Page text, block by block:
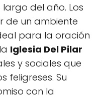
del año. Los
de un ambiente
para la oración
Iglesia Del Pilar
y sociales que
feligreses. Su
con la